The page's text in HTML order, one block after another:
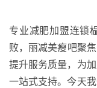
专业减肥加盟连锁
败， 丽减美瘦吧聚
提升服务质量，为
一站式支持。今天